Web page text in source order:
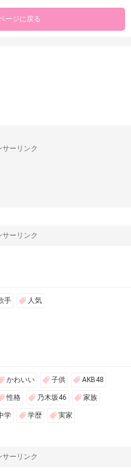
ージに戻る
ーリンク
ーリンク
手 人気
かわいい 子供 AKB48
性格 乃木坂46 家族
学 学歴 実家
ーリンク